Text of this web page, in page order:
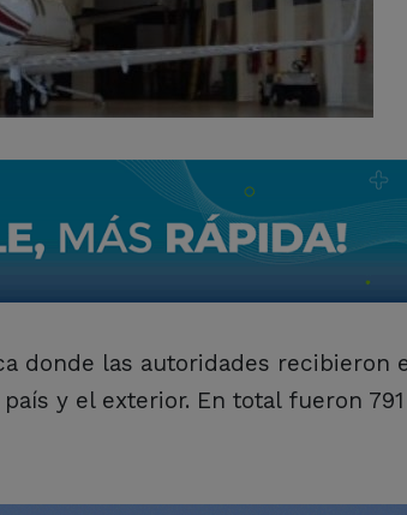
donde las autoridades recibieron
y el exterior. En total fueron 791